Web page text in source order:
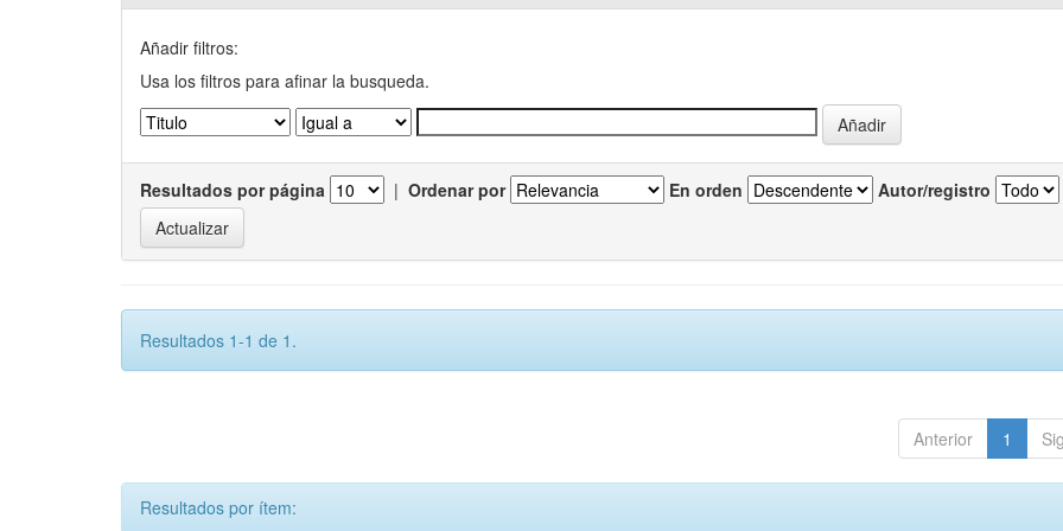
Añadir filtros:
Usa los filtros para afinar la busqueda.
Resultados por página | Ordenar por En orden Autor/registro
Resultados 1-1 de 1.
Anterior 1
Resultados por ítem: